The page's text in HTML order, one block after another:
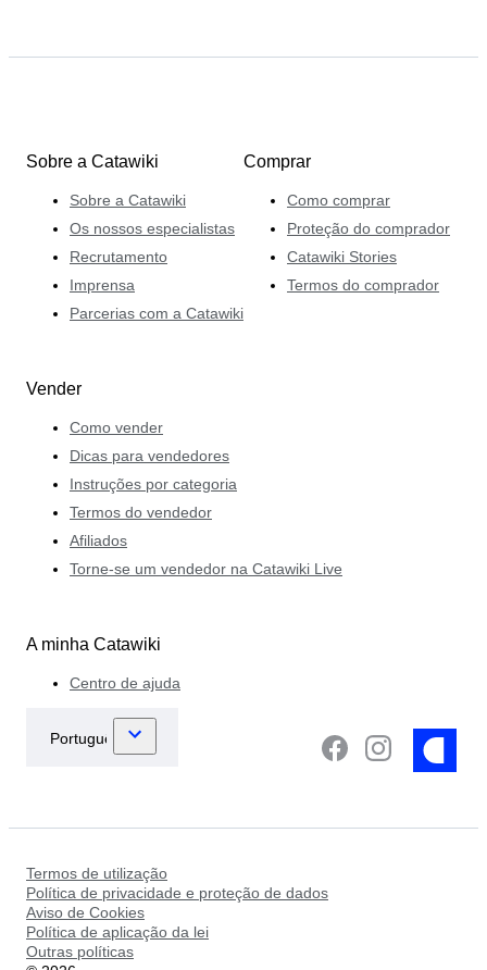
Sobre a Catawiki
Sobre a Catawiki
Os nossos especialistas
Recrutamento
Imprensa
Parcerias com a Catawiki
Comprar
Como comprar
Proteção do comprador
Catawiki Stories
Termos do comprador
Vender
Como vender
Dicas para vendedores
Instruções por categoria
Termos do vendedor
Afiliados
Torne-se um vendedor na Catawiki Live
A minha Catawiki
Centro de ajuda
Termos de utilização
Política de privacidade e proteção de dados
Aviso de Cookies
Política de aplicação da lei
Outras políticas